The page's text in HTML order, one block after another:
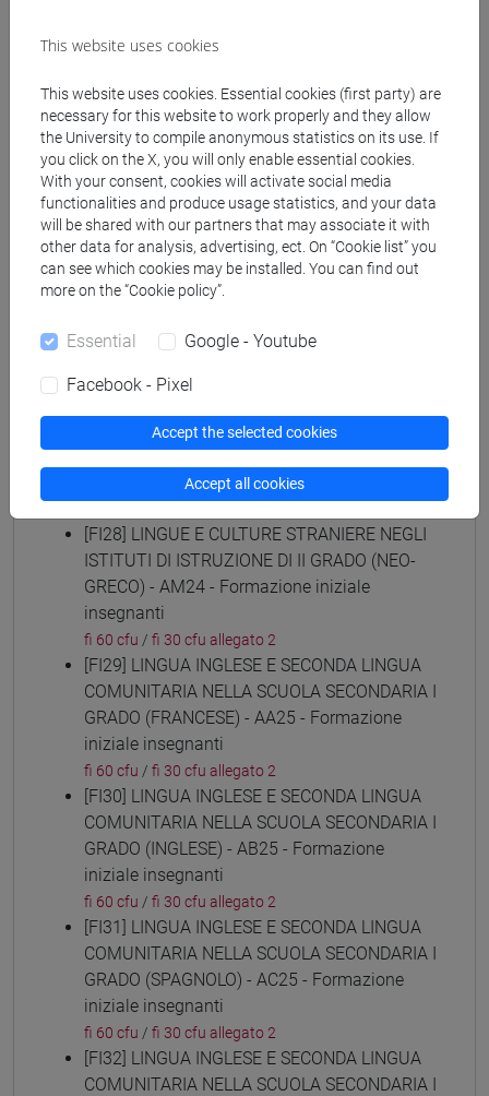
fi 60 cfu fi 30 cfu allegato 2
ISTITUTI DI ISTRUZIONE DI II GRADO
(GIAPPONESE) - AJ24 - Formazione iniziale
insegnanti
fi 60 cfu/fi 30 cfu allegato 2
[FI25] LINGUE E CULTURE STRANIERE NEGLI
ISTITUTI DI ISTRUZIONE DI II GRADO
(PORTOGHESE) - AN24 - Formazione iniziale
insegnanti
fi 60 cfu/fi 30 cfu allegato 2
(EBRAICO) - AK24 - Formazione iniziale
insegnanti
[FI27] LINGUA E CULTURA STRANIERA
(ARABO) - AL24 - Formazione iniziale
[FI28] LINGUE E CULTURE STRANIERE NEGLI
ISTITUTI DI ISTRUZIONE DI II GRADO (NEO-
GRECO) - AM24 - Formazione iniziale
insegnanti
fi 60 cfu / fi 30 cfu allegato 2
[FI29] LINGUA INGLESE E SECONDA LINGUA
COMUNITARIA NELLA SCUOLA SECONDARIA I
GRADO (FRANCESE) - AA25 - Formazione
iniziale insegnanti
fi 60 cfu / fi 30 cfu allegato 2
[FI30] LINGUA INGLESE E SECONDA LINGUA
COMUNITARIA NELLA SCUOLA SECONDARIA I
GRADO (INGLESE) - AB25 - Formazione
iniziale insegnanti
fi 60 cfu / fi 30 cfu allegato 2
[FI31] LINGUA INGLESE E SECONDA LINGUA
COMUNITARIA NELLA SCUOLA SECONDARIA I
GRADO (SPAGNOLO) - AC25 - Formazione
iniziale insegnanti
fi 60 cfu / fi 30 cfu allegato 2
[FI32] LINGUA INGLESE E SECONDA LINGUA
COMUNITARIA NELLA SCUOLA SECONDARIA I
This website uses cookies
This website uses cookies. Essential cookies (first party) are
necessary for this website to work properly and they allow
the University to compile anonymous statistics on its use. If
you click on the X, you will only enable essential cookies.
With your consent, cookies will activate social media
functionalities and produce usage statistics, and your data
will be shared with our partners that may associate it with
other data for analysis, advertising, ect. On “Cookie list” you
can see which cookies may be installed. You can find out
more on the “Cookie policy”.
Essential Google - Youtube
Facebook - Pixel
Accept the selected cookies
Accept all cookies